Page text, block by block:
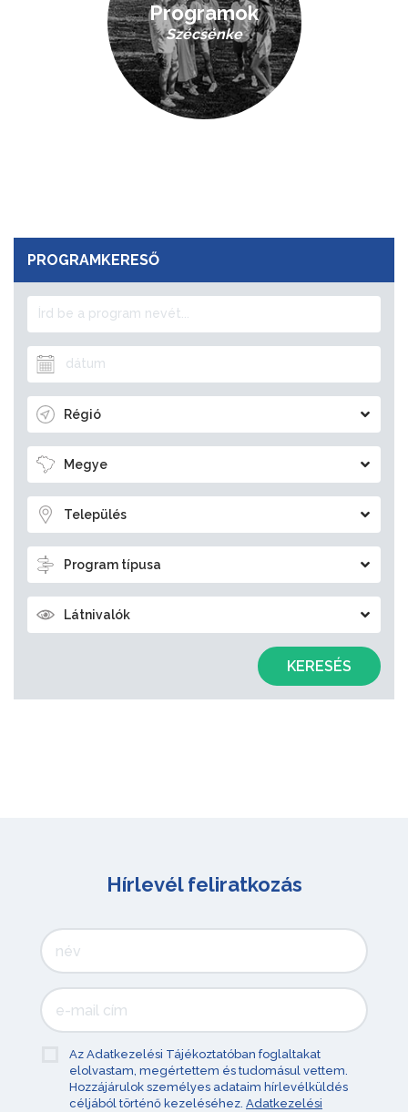
Programok
Szécsénke
PROGRAMKERESŐ
Régió
Megye
Település
Program típusa
Látnivalók
KERESÉS
Hírlevél feliratkozás
Az Adatkezelési Tájékoztatóban foglaltakat
elolvastam, megértettem és tudomásul vettem.
Hozzájárulok személyes adataim hírlevélküldés
céljából történő kezeléséhez. Adatkezelési